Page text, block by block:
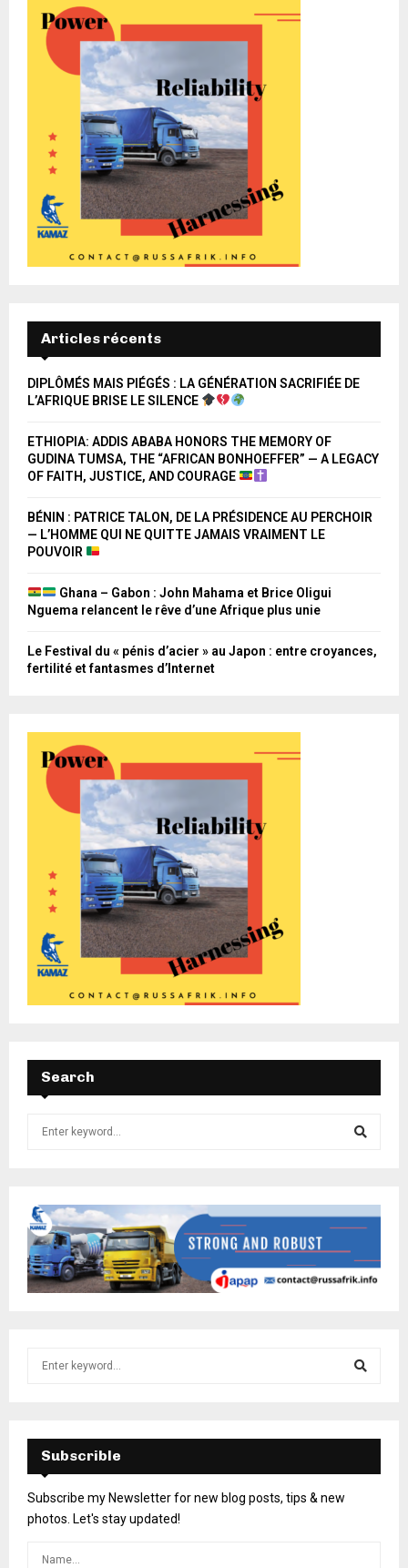
Articles récents
DIPLÔMÉS MAIS PIÉGÉS : LA GÉNÉRATION SACRIFIÉE DE
L’AFRIQUE BRISE LE SILENCE
ETHIOPIA: ADDIS ABABA HONORS THE MEMORY OF
GUDINA TUMSA, THE “AFRICAN BONHOEFFER” — A LEGACY
OF FAITH, JUSTICE, AND COURAGE
BÉNIN : PATRICE TALON, DE LA PRÉSIDENCE AU PERCHOIR
— L’HOMME QUI NE QUITTE JAMAIS VRAIMENT LE
POUVOIR
Ghana – Gabon : John Mahama et Brice Oligui
Nguema relancent le rêve d’une Afrique plus unie
Le Festival du « pénis d’acier » au Japon : entre croyances,
fertilité et fantasmes d’Internet
Search
Subscrible
Subscribe my Newsletter for new blog posts, tips & new
photos. Let's stay updated!